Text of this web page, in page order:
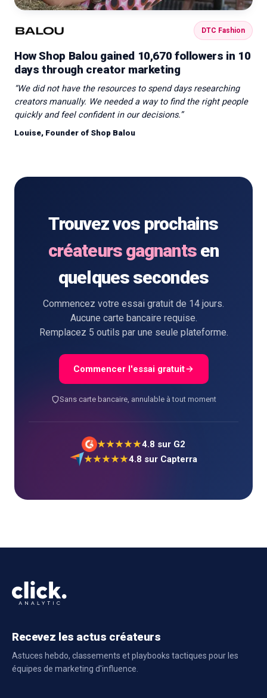
DTC Fashion
How Shop Balou gained 10,670 followers in 10
days through creator marketing
“We did not have the resources to spend days researching
creators manually. We needed a way to find the right people
quickly and feel confident in our decisions.”
Louise, Founder of Shop Balou
Trouvez vos prochains
créateurs gagnantsen
quelques secondes
Commencez votre essai gratuit de 14 jours.
Aucune carte bancaire requise.
Remplacez 5 outils par une seule plateforme.
Commencer l'essai gratuit
Sans carte bancaire, annulable à tout moment
★★★★★4.8 sur G2
★★★★★4.8 sur Capterra
Recevez les actus créateurs
Astuces hebdo, classements et playbooks tactiques pour les
équipes de marketing d'influence.